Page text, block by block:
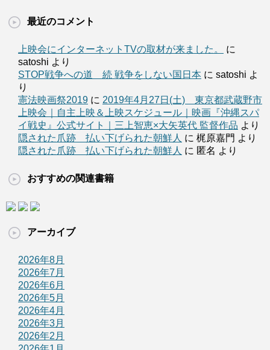
最近のコメント
上映会にインターネットTVの取材が来ました。
に
satoshi より
STOP戦争への道 続 戦争をしない国日本 に satoshi よ
り
憲法映画祭2019 に 2019年4月27日(土) 東京都武蔵野市
上映会｜自主上映＆上映スケジュール｜映画『沖縄スパ
イ戦史』公式サイト｜三上智恵×大矢英代 監督作品 より
隠された爪跡 払い下げられた朝鮮人 に 梶原嘉門 より
隠された爪跡 払い下げられた朝鮮人 に 匿名 より
おすすめの関連書籍
アーカイブ
2026年8月
2026年7月
2026年6月
2026年5月
2026年4月
2026年3月
2026年2月